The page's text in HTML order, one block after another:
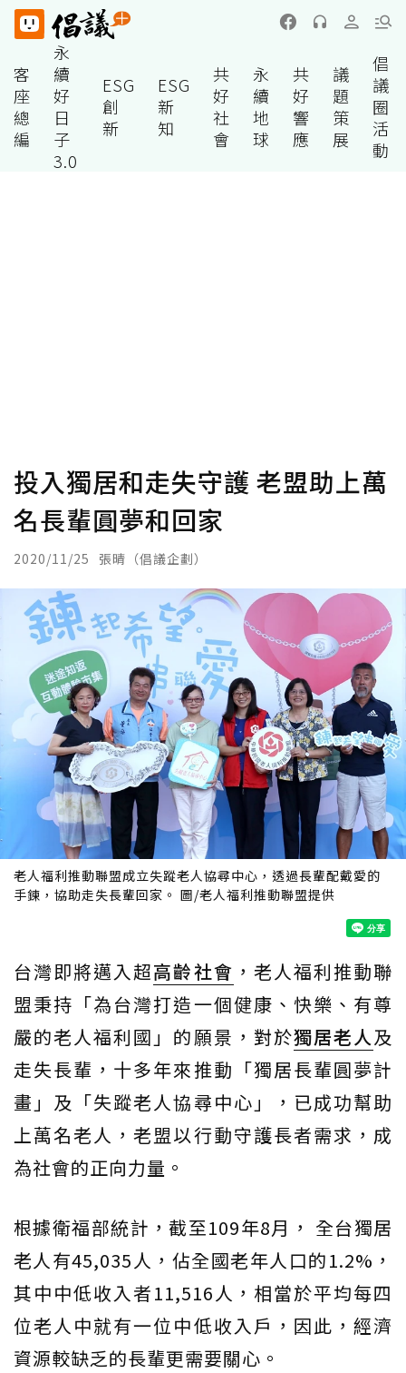
客
座
總
編
永
續
好
日
子
3.0
ESG
創
新
ESG
新
知
共
好
社
會
永
續
地
球
共
好
響
應
議
題
策
展
倡
議
圈
活
動
投入獨居和走失守護 老盟助上萬
名長輩圓夢和回家
2020/11/25 張晴（倡議企劃）
老人福利推動聯盟成立失蹤老人協尋中心，透過長輩配戴愛的
手鍊，協助走失長輩回家。 圖/老人福利推動聯盟提供
台灣即將邁入超高齡社會 ，老人福利推動聯
盟秉持「為台灣打造一個健康、快樂、有尊
嚴的老人福利國」的願景，對於獨居老人及
走失長輩，十多年來推動「獨居長輩圓夢計
畫」及「失蹤老人協尋中心」，已成功幫助
上萬名老人，老盟以行動守護長者需求，成
為社會的正向力量。
根據衛福部統計，截至109年8月， 全台獨居
老人有45,035人，佔全國老年人口的1.2%，
其中中低收入者11,516人，相當於平均每四
位老人中就有一位中低收入戶，因此，經濟
資源較缺乏的長輩更需要關心。